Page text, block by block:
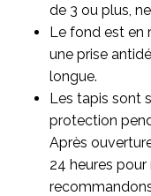
de 3 ou plus,
Le fond est en
une prise
longue.
Les tapis sont
protection
Après
24 heures